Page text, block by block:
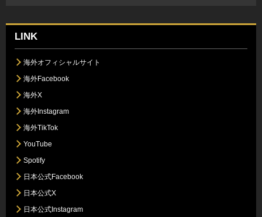
LINK
海外オフィシャルサイト
海外Facebook
海外X
海外Instagram
海外TikTok
YouTube
Spotify
日本公式Facebook
日本公式X
日本公式Instagram